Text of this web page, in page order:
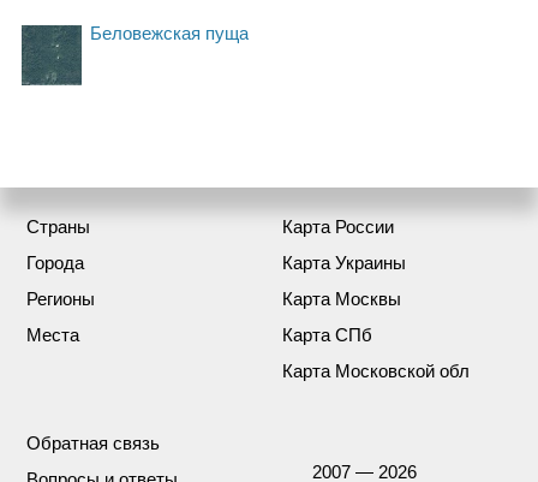
Беловежская пуща
Страны
Города
Регионы
Места
Карта России
Карта Украины
Карта Москвы
Карта СПб
Карта Московской обл
Обратная связь
2007 — 2026